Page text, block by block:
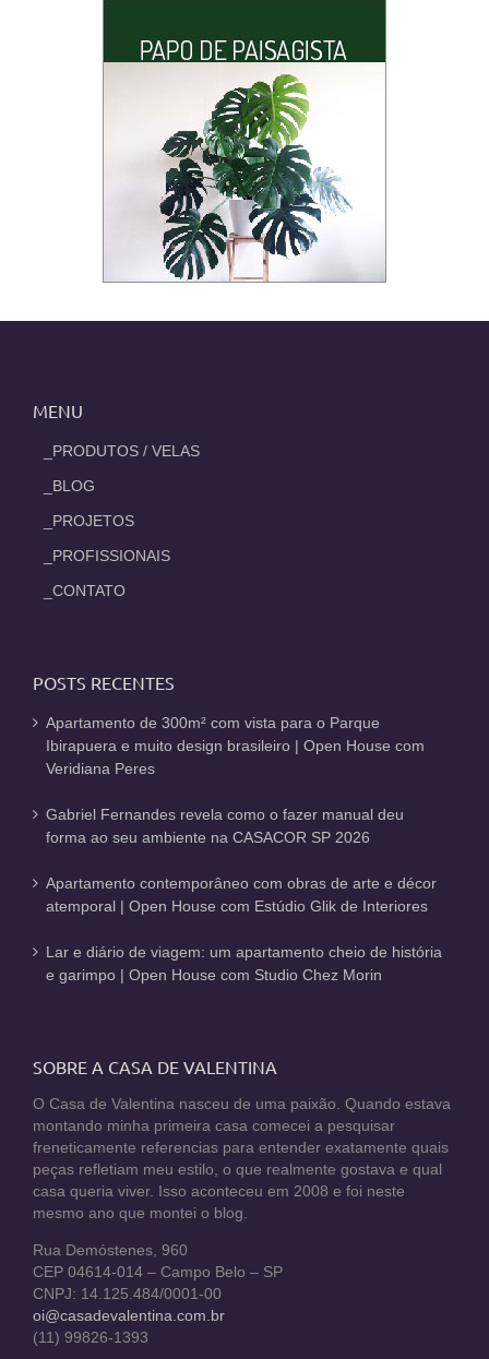
MENU
_PRODUTOS / VELAS
_BLOG
_PROJETOS
_PROFISSIONAIS
_CONTATO
POSTS RECENTES
Apartamento de 300m² com vista para o Parque
Ibirapuera e muito design brasileiro | Open House com
Veridiana Peres
Gabriel Fernandes revela como o fazer manual deu
forma ao seu ambiente na CASACOR SP 2026
Apartamento contemporâneo com obras de arte e décor
atemporal | Open House com Estúdio Glik de Interiores
Lar e diário de viagem: um apartamento cheio de história
e garimpo | Open House com Studio Chez Morin
SOBRE A CASA DE VALENTINA
O Casa de Valentina nasceu de uma paixão. Quando estava
montando minha primeira casa comecei a pesquisar
freneticamente referencias para entender exatamente quais
peças refletiam meu estilo, o que realmente gostava e qual
casa queria viver. Isso aconteceu em 2008 e foi neste
mesmo ano que montei o blog.
Rua Demóstenes, 960
CEP 04614-014 – Campo Belo – SP
CNPJ: 14.125.484/0001-00
oi@casadevalentina.com.br
(11) 99826-1393